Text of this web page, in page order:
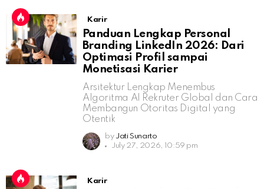
Karir
Panduan Lengkap Personal
Branding LinkedIn 2026: Dari
Optimasi Profil sampai
Monetisasi Karier
Arsitektur Lengkap Menembus
Algoritma AI Rekruter Global dan Cara
Membangun Otoritas Digital yang
Otentik
by Jati Sunarto
July 27, 2026, 10:59 pm
Karir